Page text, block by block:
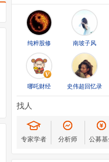
纯粹股修 南坡子风
哪吒财经 史伟超回忆录
找人
专家学者 分析师 公募基